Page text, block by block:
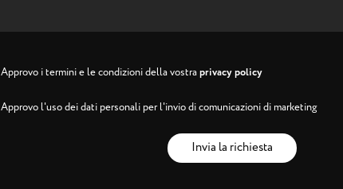
Approvo i termini e le condizioni della vostraprivacy policy
Approvo l'uso dei dati personali per l'invio di comunicazioni di marketing
Invia la richiesta